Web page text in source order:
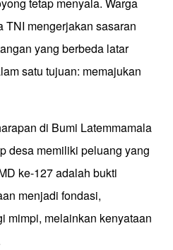
tetap menyala. Warga
TNI mengerjakan sasaran
yang berbeda latar
satu tujuan: memajukan
di Bumi Latemmamala
desa memiliki peluang yang
ke-127 adalah bukti
menjadi fondasi,
mimpi, melainkan kenyataan